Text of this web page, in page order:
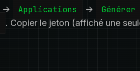
→ Applications →
. Copier le jeton (affiché une